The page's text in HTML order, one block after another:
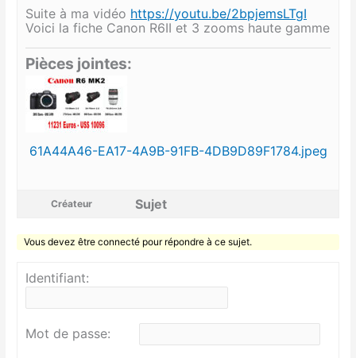
Suite à ma vidéo https://youtu.be/2bpjemsLTgI
Voici la fiche Canon R6II et 3 zooms haute gamme
Pièces jointes:
61A44A46-EA17-4A9B-91FB-4DB9D89F1784.jpeg
Créateur Sujet
Vous devez être connecté pour répondre à ce sujet.
Identifiant:
Mot de passe: